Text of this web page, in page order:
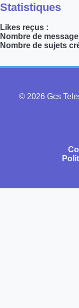
Statistiques
Likes reçus :
Nombre de
Nombre de sujets
© 2026 Gcs